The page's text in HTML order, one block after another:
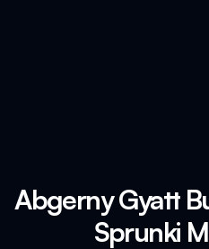
Abgerny Gyatt
Sprunki